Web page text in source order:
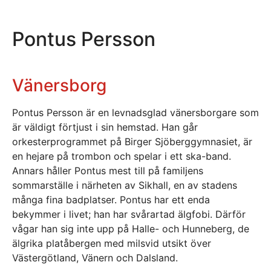
Pontus Persson
Vänersborg
Pontus Persson är en levnadsglad vänersborgare som
är väldigt förtjust i sin hemstad. Han går
orkesterprogrammet på Birger Sjöberggymnasiet, är
en hejare på trombon och spelar i ett ska-band.
Annars håller Pontus mest till på familjens
sommarställe i närheten av Sikhall, en av stadens
många fina badplatser. Pontus har ett enda
bekymmer i livet; han har svårartad älgfobi. Därför
vågar han sig inte upp på Halle- och Hunneberg, de
älgrika platåbergen med milsvid utsikt över
Västergötland, Vänern och Dalsland.